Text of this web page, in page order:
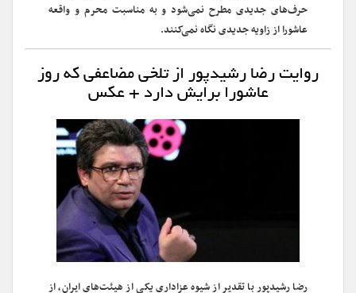
حرف‌های جدیدی مطرح نمی‌شود و به مناسبت محرم و واقعه
عاشورا از زاویه‌ جدیدی نگاه نمی‌کنند.
روایت رضا رشیدپور از تلخی مضاعفی که روز
عاشورا برایش دارد + عکس
رضا رشیدپور با تقدیر از شیوه عزاداری یکی از هیئت‌های ایران، از